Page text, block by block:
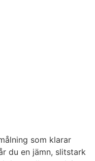
som klarar
du en jämn, slitstark